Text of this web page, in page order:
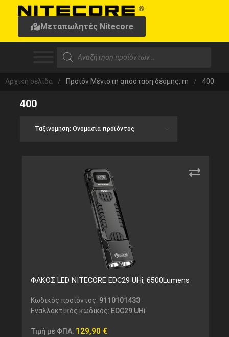
Μεταπωλητές Nitecore
Αρχική σελίδα / Προϊόν Μέγιστη απόσταση δέσμης, m / 400
400
ΦΑΚΟΣ LED NITECORE EDC29 UHi, 6500Lumens
Κωδικός προϊόντος: 9110101433
Εναλλακτικός κωδικός: EDC29 UHi
Τιμή με ΦΠΑ: 129,90 €